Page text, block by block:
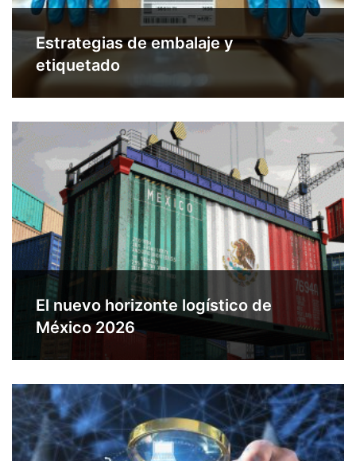
Estrategias de embalaje y
etiquetado
El nuevo horizonte logístico de
México 2026